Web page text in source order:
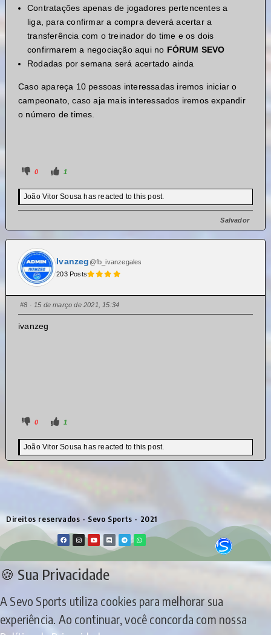
Contratações apenas de jogadores pertencentes a
liga, para confirmar a compra deverá acertar a
transferência com o treinador do time e os dois
confirmarem a negociação aqui no FÓRUM SEVO
Rodadas por semana será acertado ainda
Caso apareça 10 pessoas interessadas iremos iniciar o
campeonato, caso aja mais interessados iremos expandir
o número de times.
0 1
João Vitor Sousa has reacted to this post.
Salvador
Ivanzeg @fb_ivanzegales
203 Posts
#8 · 15 de março de 2021, 15:34
ivanzeg
0 1
João Vitor Sousa has reacted to this post.
Direitos reservados - Sevo Sports - 2021
🍪 Sua Privacidade
A Sevo Sports utiliza cookies para melhorar sua
experiência. Ao continuar, você concorda com nossa